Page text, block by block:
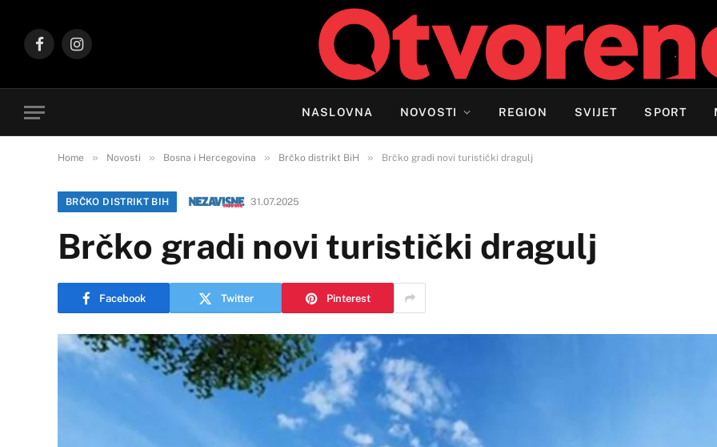
FacebookInstagram
NASLOVNA NOVOSTI REGION SVIJET SPORT
Home » Novosti » Bosna i Hercegovina » Brčko distrikt BiH » Brčko gradi novi turistički dragulj
BRČKO DISTRIKT BIH 31.07.2025
Brčko gradi novi turistički dragulj
Facebook Twitter Pinterest